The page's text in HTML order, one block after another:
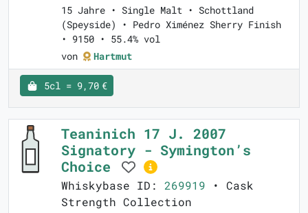
15 Jahre • Single Malt • Schottland
(Speyside) • Pedro Ximénez Sherry Finish
• 9150 • 55.4% vol
von
Hartmut
5cl = 9,70 €
Teaninich 17 J. 2007
Signatory - Symington’s
Choice
Whiskybase ID: 269919 • Cask
Strength Collection